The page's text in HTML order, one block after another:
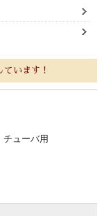
います！
チューバ用